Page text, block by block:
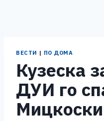
ВЕСТИ | ПО ДОМА
Кузеска
ДУИ го
Мицкоски